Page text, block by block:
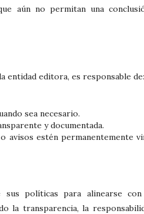
aún no permitan una
entidad editora, es responsable de:
sea necesario.
y documentada.
estén permanentemente
políticas para alinearse
la transparencia, la